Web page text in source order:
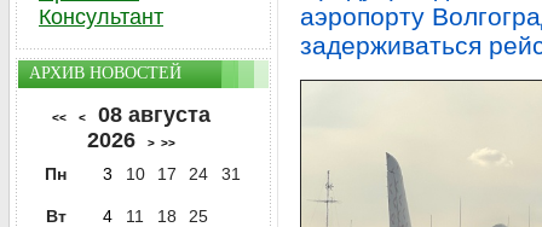
аэропорту
задерживаться
Консультант
АРХИВ НОВОСТЕЙ
<< <
08 августа
2026
> >>
Пн 3 10 17 24 31
Вт 4 11 18 25